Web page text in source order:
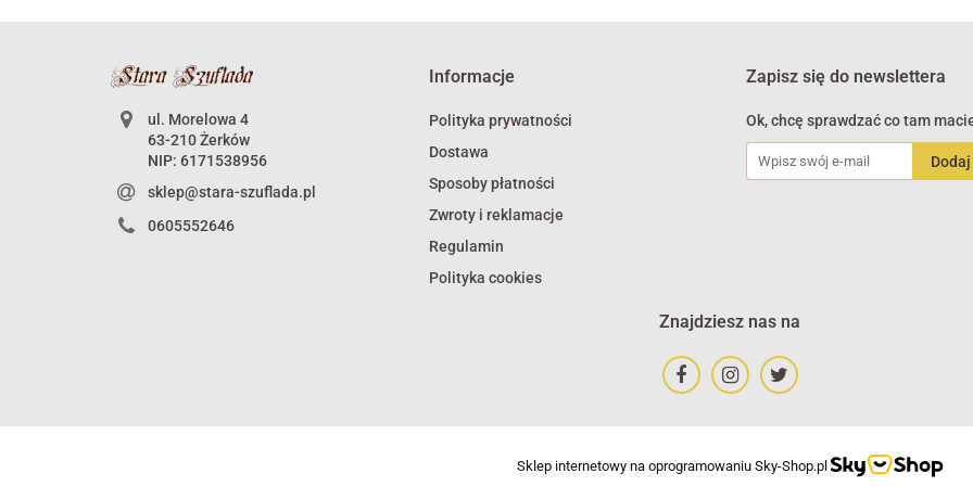
ul. Morelowa 4
63-210 Żerków
NIP: 6171538956
sklep@stara-szuflada.pl
0605552646
Informacje
Polityka prywatności
Dostawa
Sposoby płatności
Zwroty i reklamacje
Regulamin
Polityka cookies
Zapisz się do newslettera
Ok, chcę sprawdzać co tam
Znajdziesz nas na
Sklep internetowy na oprogramowaniu Sky-Shop.pl